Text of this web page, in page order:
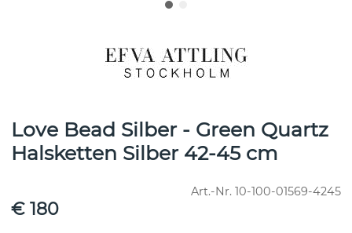
Love Bead Silber - Green Quartz
Halsketten Silber 42-45 cm
Art.-Nr. 10-100-01569-4245
€ 180